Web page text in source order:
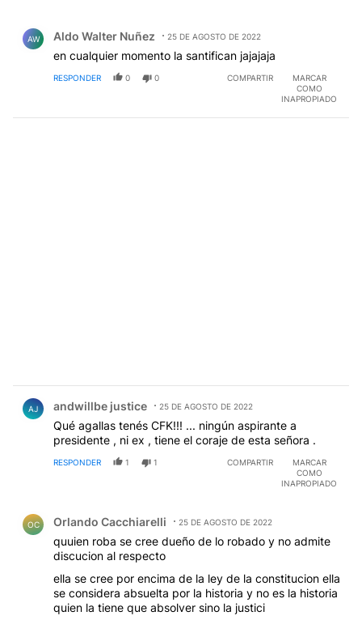
AW Aldo Walter Nuñez 25 DE AGOSTO DE 2022
en cualquier momento la santifican jajajaja
RESPONDER 0 0 COMPARTIR
MARCAR
COMO
INAPROPIADO
AJ andwillbe justice 25 DE AGOSTO DE 2022
Qué agallas tenés CFK!!! ... ningún aspirante a
presidente , ni ex , tiene el coraje de esta señora .
RESPONDER 1 1 COMPARTIR
MARCAR
COMO
INAPROPIADO
OC Orlando Cacchiarelli 25 DE AGOSTO DE 2022
quuien roba se cree dueño de lo robado y no admite
discucion al respecto
ella se cree por encima de la ley de la constitucion ella
se considera absuelta por la historia y no es la historia
quien la tiene que absolver sino la justici